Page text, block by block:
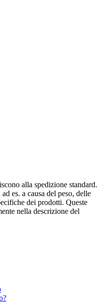
alla spedizione standard.
es. a causa del peso, delle
dei prodotti. Queste
nella descrizione del